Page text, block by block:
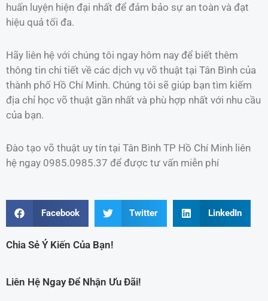
huấn luyện hiện đại nhất để đảm bảo sự an toàn và đạt
hiệu quả tối đa.
Hãy liên hệ với chúng tôi ngay hôm nay để biết thêm
thông tin chi tiết về các dịch vụ võ thuật tại Tân Bình của
thành phố Hồ Chí Minh. Chúng tôi sẽ giúp bạn tìm kiếm
địa chỉ học võ thuật gần nhất và phù hợp nhất với nhu cầu
của bạn.
Đào tạo võ thuật uy tín tại Tân Bình TP Hồ Chí Minh liên
hệ ngay 0985.0985.37 để được tư vấn miễn phí
Facebook Twitter LinkedIn
Chia Sẻ Ý Kiến Của Bạn!
Liên Hệ Ngay Để Nhận Ưu Đãi!